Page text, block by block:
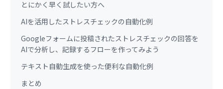
とにかく早く試したい方へ
AIを活用したストレスチェックの自動化例
Googleフォームに投稿されたストレスチェックの回答を
AIで分析し、記録するフローを作ってみよう
テキスト自動生成を使った便利な自動化例
まとめ